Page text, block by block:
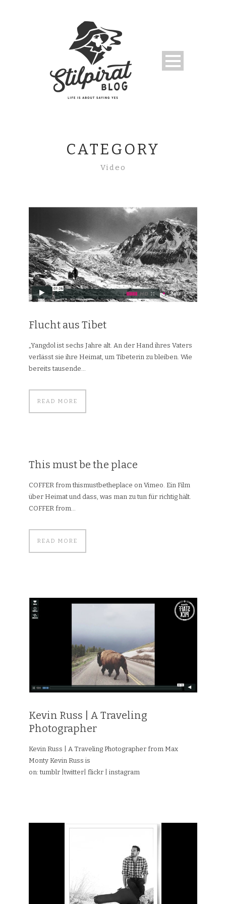
CATEGORY
Video
Flucht aus Tibet
„Yang­dol ist sechs Jah­re alt. An der Hand ih­res Va­ters
ver­lässt sie ih­re Hei­mat, um Ti­be­te­rin zu blei­ben. Wie
be­reits tau­sen­de...
READ MORE
This must be the place
COFFER from thismustbetheplace on Vimeo. Ein Film
über Heimat und dass, was man zu tun für richtig hält.
COFFER from...
READ MORE
Kevin Russ | A Traveling
Photographer
Kevin Russ | A Traveling Photographer from Max
Monty Kevin Russ is
on: tumblr |twitter| flickr | instagram